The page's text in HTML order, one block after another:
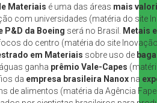
Materiais é uma das áreas mais
com universidades (matéria do site
P&D da Boeing será no Brasil.
Metais
do centro (matéria do site
em Materiais sobre uso de
ganha prêmio Vale-Capes
da empresa brasileira Nanox na
de alimentos (matéria da Agência